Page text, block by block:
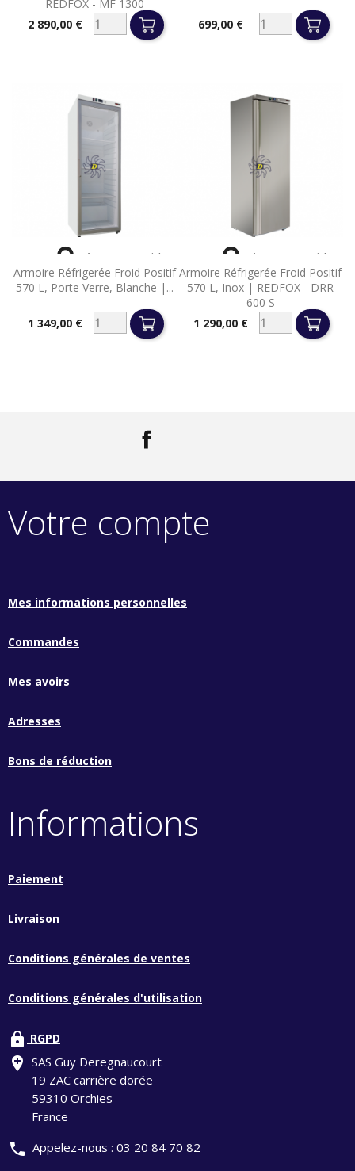
REDFOX - MF 1300
Prix2 890,00 € Prix699,00 €
Armoire Réfrigerée Froid Positif
570 L, Porte Verre, Blanche |...
Prix1 349,00 €
 Aperçu rapide
Armoire Réfrigerée Froid Positif
570 L, Inox | REDFOX - DRR
600 S
Prix1 290,00 €
 Aperçu rapide
Votre compte
Mes informations personnelles
Commandes
Mes avoirs
Adresses
Bons de réduction
Informations
Paiement
Livraison
Conditions générales de ventes
Conditions générales d'utilisation
lock RGPD
add_location SAS Guy Deregnaucourt
19 ZAC carrière dorée
59310 Orchies
France
phone Appelez-nous : 03 20 84 70 82